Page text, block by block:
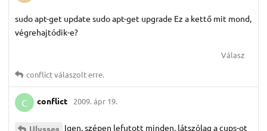
sudo apt-get update sudo apt-get upgrade Ez a kettő mit mond,
végrehajtódik-e?
Válasz
conflictválaszolt erre.
C conflict 2009. ápr 19.
Ulysses Igen, szépen lefutott minden, látszólag a cups-ot